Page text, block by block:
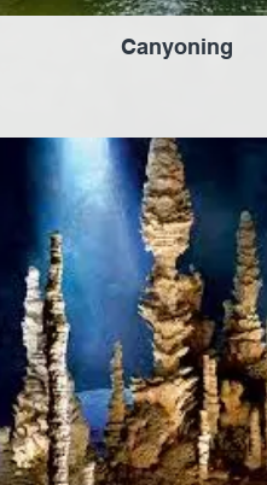
Canyoning